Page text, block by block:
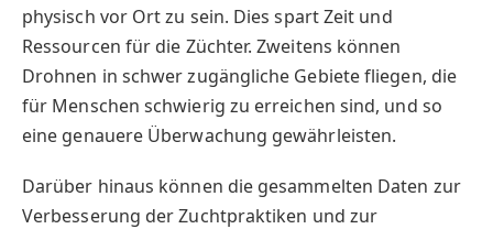
physisch vor Ort zu sein. Dies spart Zeit und
Ressourcen für die Züchter. Zweitens können
Drohnen in schwer zugängliche Gebiete fliegen, die
für Menschen schwierig zu erreichen sind, und so
eine genauere Überwachung gewährleisten.
Darüber hinaus können die gesammelten Daten zur
Verbesserung der Zuchtpraktiken und zur